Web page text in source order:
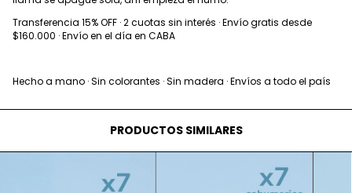
Transferencia 15% OFF · 2 cuotas sin interés · Envío gratis desde
$160.000 · Envío en el día en CABA
Hecho a mano · Sin colorantes · Sin madera · Envíos a todo el país
PRODUCTOS SIMILARES